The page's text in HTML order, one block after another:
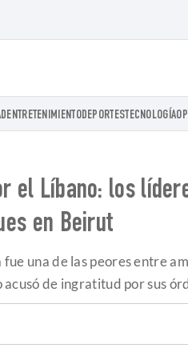
ENTRETENIMIENTODEPORTESTECNOLOGÍA
el Líbano: los
en Beirut
una de las peores entre
de ingratitud por sus